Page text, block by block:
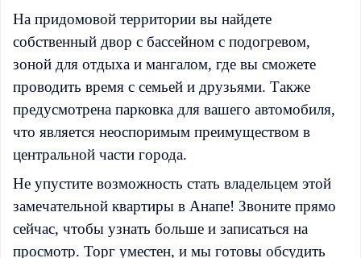
На придомовой территории вы найдете
собственный двор с бассейном с подогревом,
зоной для отдыха и мангалом, где вы сможете
проводить время с семьей и друзьями. Также
предусмотрена парковка для вашего автомобиля,
что является неоспоримым преимуществом в
центральной части города.
Не упустите возможность стать владельцем этой
замечательной квартиры в Анапе! Звоните прямо
сейчас, чтобы узнать больше и записаться на
просмотр. Торг уместен, и мы готовы обсудить